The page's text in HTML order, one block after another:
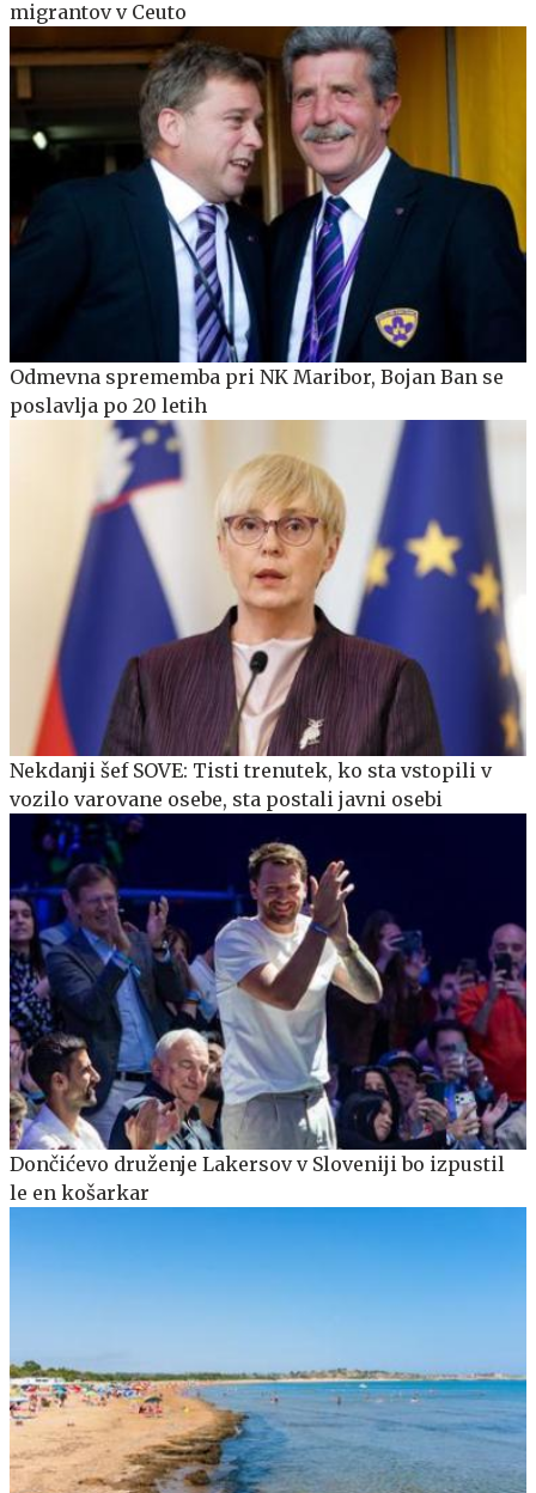
migrantov v Ceuto
Odmevna sprememba pri NK Maribor, Bojan Ban se
poslavlja po 20 letih
Nekdanji šef SOVE: Tisti trenutek, ko sta vstopili v
vozilo varovane osebe, sta postali javni osebi
Dončićevo druženje Lakersov v Sloveniji bo izpustil
le en košarkar